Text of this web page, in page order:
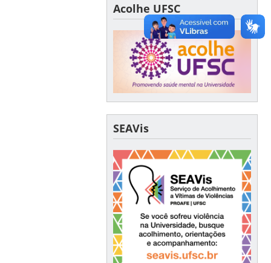
Acolhe UFSC
SEAVis